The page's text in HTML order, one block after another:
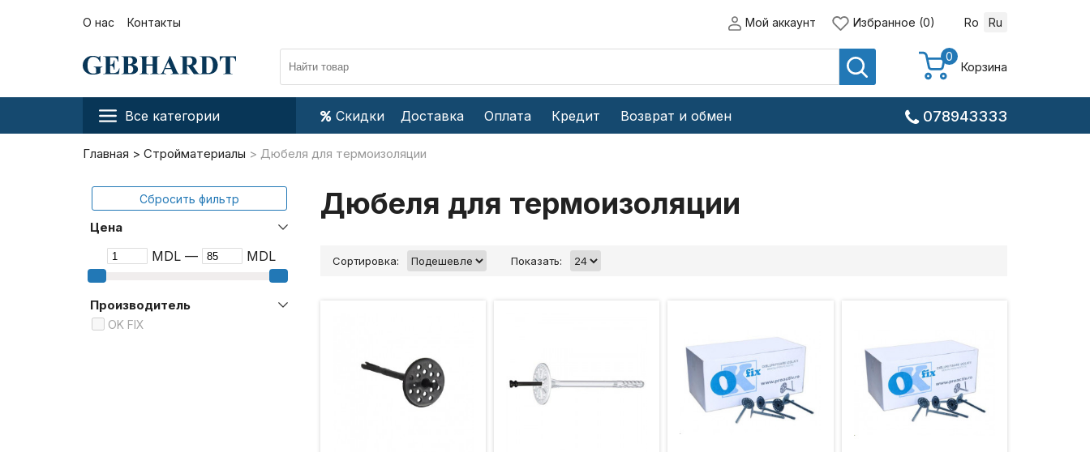
О нас Контакты Мой аккаунт Избранное (0) Ro Ru
0
Корзина
Все категории Скидки Доставка Оплата Кредит Возврат и обмен 078943333
Главная Стройматериалы Дюбеля для термоизоляции
Сбросить фильтр
Цена
MDL — MDL
Производитель
OK FIX
Дюбеля для термоизоляции
Сортировка: Показать: